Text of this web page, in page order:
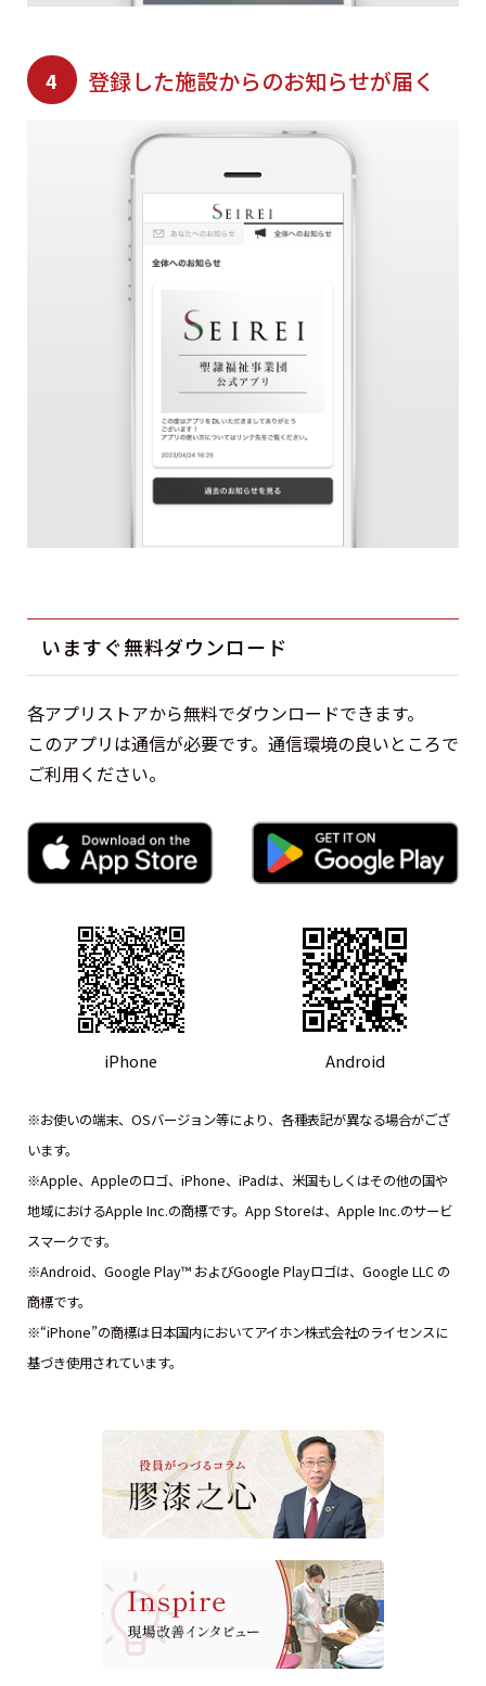
4 登録した施設からのお知らせが届く
いますぐ無料ダウンロード
各アプリストアから無料でダウンロードできます。
このアプリは通信が必要です。通信環境の良いところで
ご利用ください。
iPhone Android
※お使いの端末、OSバージョン等により、各種表記が異なる場合がござ
います。
※Apple、Appleのロゴ、iPhone、iPadは、米国もしくはその他の国や
地域におけるApple Inc.の商標です。App Storeは、Apple Inc.のサービ
スマークです。
※Android、Google Play™ およびGoogle Playロゴは、Google LLC の
商標です。
※“iPhone”の商標は日本国内においてアイホン株式会社のライセンスに
基づき使用されています。